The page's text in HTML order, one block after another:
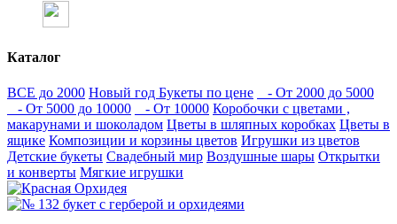
Каталог
ВСЕ до 2000 Новый год Букеты по цене
- От 2000 до 5000
- От 5000 до 10000
- От 10000 Коробочки с цветами ,
макарунами и шоколадом Цветы в шляпных коробках Цветы в
ящике Композиции и корзины цветов Игрушки из цветов
Детские букеты Свадебный мир Воздушные шары Открытки
и конверты Мягкие игрушки